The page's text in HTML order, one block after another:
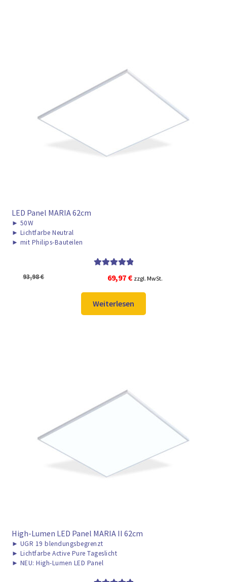
LED Panel MARIA 62cm
► 50W
► Lichtfarbe Neutral
► mit Philips-Bauteilen
von 5
93,98€
Ursprünglicher
Preis
war:
93,98 €
69,97 €Aktueller
Preis
ist:
69,97 €.
zzgl. MwSt.
Weiterlesen
High-Lumen LED Panel MARIA II 62cm
► UGR 19 blendungsbegrenzt
► Lichtfarbe Active Pure Tageslicht
► NEU: High-Lumen LED Panel